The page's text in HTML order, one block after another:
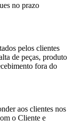
no prazo
pelos clientes
de peças, produto
fora do
aos clientes nos
o Cliente e